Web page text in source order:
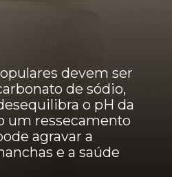
devem ser
de sódio,
o pH da
um ressecamento
agravar a
e a saúde